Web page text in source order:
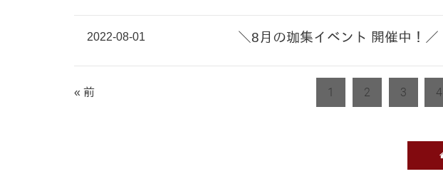
2022-08-01 ＼8月の珈集イベント 開催中！／
« 前 1 2 3 4